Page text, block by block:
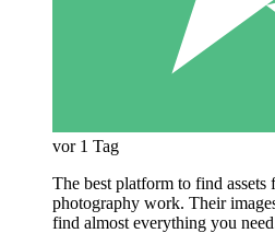
vor 1 Tag
The best platform to find assets
photography work. Their
find almost everything you